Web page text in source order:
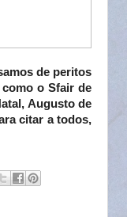
de peritos
o Sfair de
Augusto de
citar a todos,